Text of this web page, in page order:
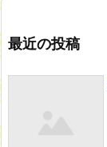
最近の投稿